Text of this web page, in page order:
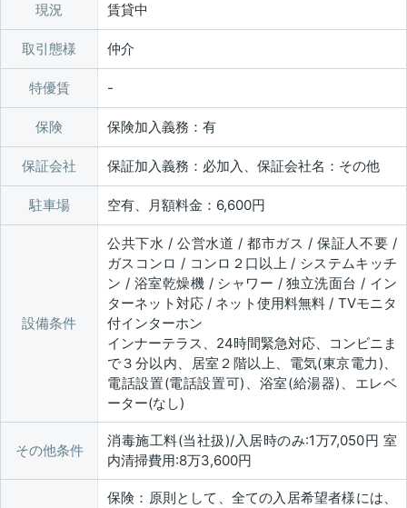
現況 賃貸中
取引態様 仲介
特優賃
保険 保険加入義務：有
保証会社 保証加入義務：必加入、保証会社名：その他
駐車場 空有、月額料金：6,600円
設備条件
公共下水 / 公営水道 / 都市ガス / 保証人不要 /
ガスコンロ / コンロ２口以上 / システムキッチ
ン / 浴室乾燥機 / シャワー / 独立洗面台 / イン
ターネット対応 / ネット使用料無料 / TVモニタ
付インターホン
インナーテラス、24時間緊急対応、コンビニま
で３分以内、居室２階以上、電気(東京電力)、
電話設置(電話設置可)、浴室(給湯器)、エレベ
ーター(なし)
その他条件
消毒施工料(当社扱)/入居時のみ:1万7,050円 室
内清掃費用:8万3,600円
保険：原則として、全ての入居希望者様には、